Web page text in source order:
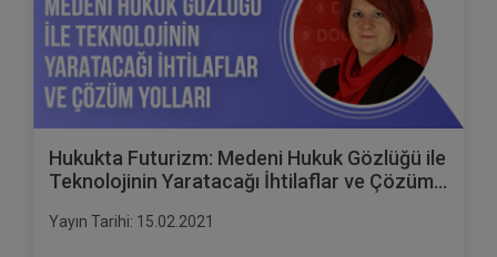
Hukukta Futurizm: Medeni Hukuk Gözlüğü ile
Teknolojinin Yaratacağı İhtilaflar ve Çözüm
Yayın Tarihi: 15.02.2021